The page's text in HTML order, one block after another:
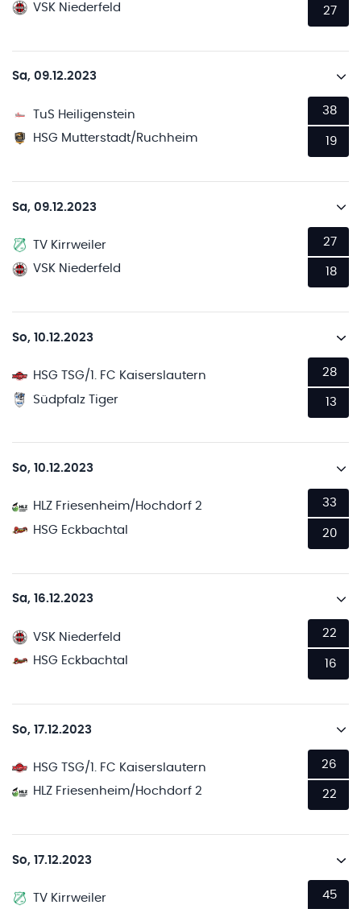
VSK Niederfeld
27
Sa, 09.12.2023
TuS Heiligenstein
HSG Mutterstadt/Ruchheim
38
19
Sa, 09.12.2023
TV Kirrweiler
VSK Niederfeld
27
18
So, 10.12.2023
HSG TSG/1. FC Kaiserslautern
Südpfalz Tiger
28
13
So, 10.12.2023
HLZ Friesenheim/Hochdorf 2
HSG Eckbachtal
33
20
Sa, 16.12.2023
VSK Niederfeld
HSG Eckbachtal
22
16
So, 17.12.2023
HSG TSG/1. FC Kaiserslautern
HLZ Friesenheim/Hochdorf 2
26
22
So, 17.12.2023
TV Kirrweiler
45